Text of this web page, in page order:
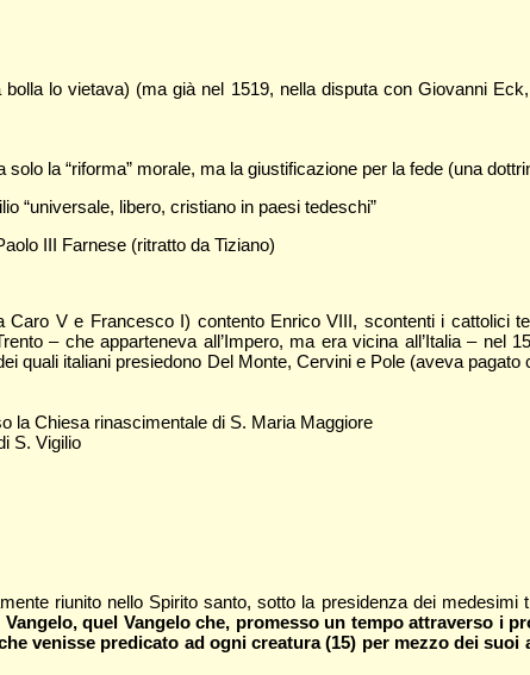
lo vietava) (ma già nel 1519, nella disputa con Giovanni
la “riforma” morale, ma la giustificazione per la fede (una
“universale, libero, cristiano in paesi tedeschi”
III Farnese (ritratto da Tiziano)
V e Francesco I) contento Enrico VIII, scontenti i cattolici
– che apparteneva all’Impero, ma era vicina all’Italia – nel
italiani presiedono Del Monte, Cervini e Pole (aveva pagato
la Chiesa rinascimentale di S. Maria Maggiore
S. Vigilio
riunito nello Spirito santo, sotto la presidenza dei
quel Vangelo che, promesso un tempo attraverso i
venisse predicato ad ogni creatura (15) per mezzo dei